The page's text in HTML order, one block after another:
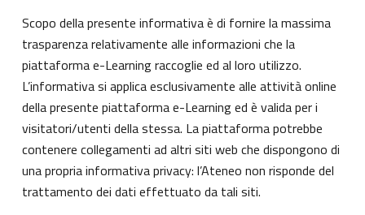
Scopo della presente informativa è di fornire la massima
trasparenza relativamente alle informazioni che la
piattaforma e-Learning raccoglie ed al loro utilizzo.
L’informativa si applica esclusivamente alle attività online
della presente piattaforma e-Learning ed è valida per i
visitatori/utenti della stessa. La piattaforma potrebbe
contenere collegamenti ad altri siti web che dispongono di
una propria informativa privacy: l’Ateneo non risponde del
trattamento dei dati effettuato da tali siti.